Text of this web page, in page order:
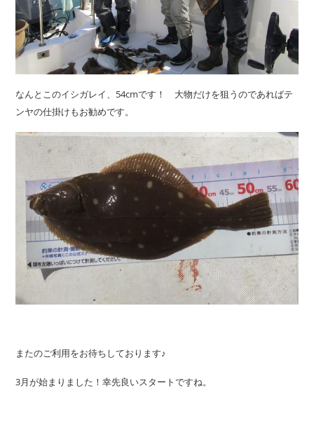
なんとこのイシガレイ、54cmです！ 大物だけを狙うのであればテ
ンヤの仕掛けもお勧めです。
またのご利用をお待ちしております♪
3月が始まりました！幸先良いスタートですね。